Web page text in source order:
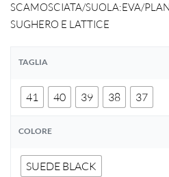
SCAMOSCIATA/SUOLA:EVA/
SUGHERO E LATTICE
TAGLIA
41 40 39 38 37
COLORE
SUEDE BLACK